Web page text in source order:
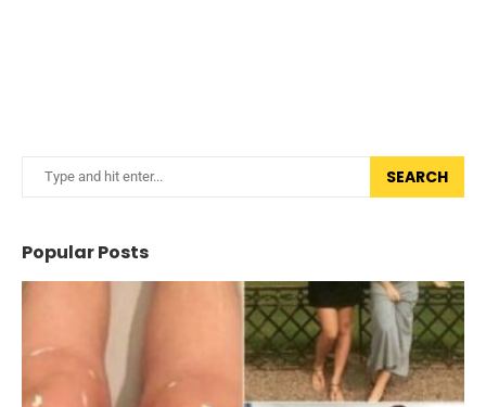
SEARCH
Popular Posts